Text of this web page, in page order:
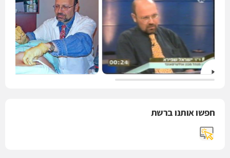
חפשו אותנו ברשת